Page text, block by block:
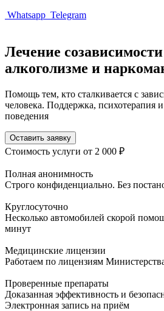
Whatsapp Telegram
Лечение
алкоголизме и
Помощь тем, кто сталкивается с
человека. Поддержка, психотерапия
поведения
Оставить заявку
Стоимость услуги от 2 000 ₽
Полная анонимность
Строго конфиденциально. Без
Круглосуточно
Несколько автомобилей скорой
минут
Медицинские лицензии
Работаем по лицензиям
Проверенные препараты
Доказанная эффективность и
Электронная запись на приём